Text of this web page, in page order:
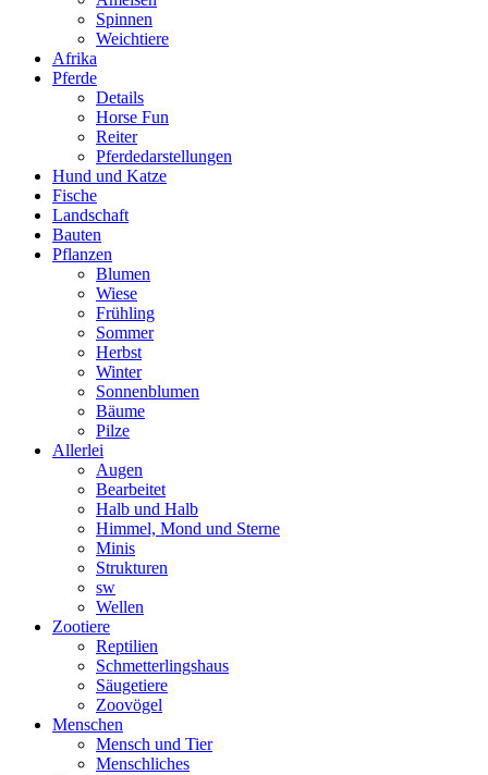
Spinnen
Weichtiere
Afrika
Pferde
Details
Horse Fun
Reiter
Pferdedarstellungen
Hund und Katze
Fische
Landschaft
Bauten
Pflanzen
Blumen
Wiese
Frühling
Sommer
Herbst
Winter
Sonnenblumen
Bäume
Pilze
Allerlei
Augen
Bearbeitet
Halb und Halb
Himmel, Mond und Sterne
Minis
Strukturen
sw
Wellen
Zootiere
Reptilien
Schmetterlingshaus
Säugetiere
Zoovögel
Menschen
Mensch und Tier
Menschliches